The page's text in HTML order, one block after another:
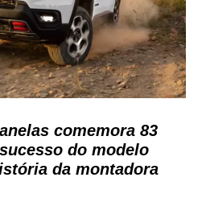
comemora 83
do modelo
da montadora